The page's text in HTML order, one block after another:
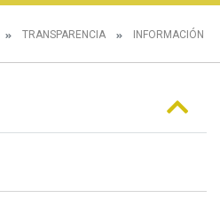
TRANSPARENCIA INFORMACIÓN